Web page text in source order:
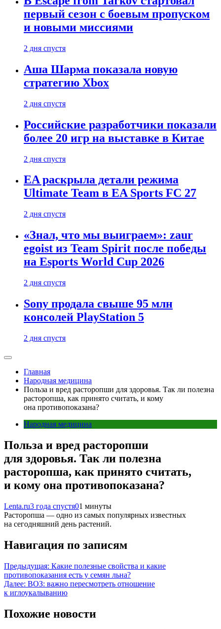
первый сезон с боевым пропуском
и новыми миссиями
2 дня спустя
Аша Шарма показала новую
стратегию Xbox
2 дня спустя
Российские разработчики показали
более 20 игр на выставке в Китае
2 дня спустя
EA раскрыла детали режима
Ultimate Team в EA Sports FC 27
2 дня спустя
«Знал, что мы выиграем»: zaur
egoist из Team Spirit после победы
на Esports World Cup 2026
2 дня спустя
Sony продала свыше 95 млн
консолей PlayStation 5
2 дня спустя
Главная
Народная медицина
Польза и вред расторопши для здоровья. Так ли полезна
расторопша, как принято считать, и кому
она противопоказана?
Народная медицина
Польза и вред расторопши
для здоровья. Так ли полезна
расторопша, как принято считать,
и кому она противопоказана?
Lenta.ru3 года спустя01 минуты
Расторопша — одно из самых популярных известных
на сегодняшний день растений.
Навигация по записям
Предыдущая: Какие полезные свойства и какие
противопоказания есть у семян льна?
Далее: ВОЗ: важно пересмотреть отношение
к иглоукалыванию
Похожие новости